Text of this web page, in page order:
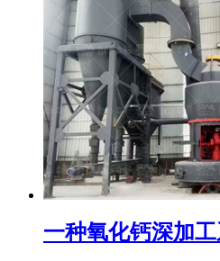
一种氧化钙深加